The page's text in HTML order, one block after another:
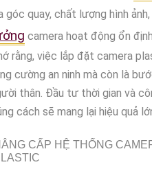
góc quay, chất lượng hình
camera hoạt động ổn định.
rằng, việc lắp đặt camera
cường an ninh mà còn là
thân. Đầu tư thời gian và
cách sẽ mang lại hiệu quả
CẤP HỆ THỐNG